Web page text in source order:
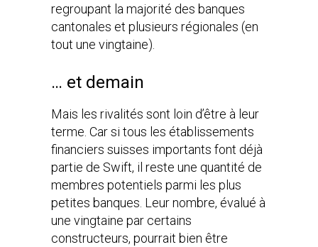
regroupant la majorité des banques
cantonales et plusieurs régionales (en
tout une vingtaine).
… et demain
Mais les rivalités sont loin d’être à leur
terme. Car si tous les établissements
financiers suisses importants font déjà
partie de Swift, il reste une quantité de
membres potentiels parmi les plus
petites banques. Leur nombre, évalué à
une vingtaine par certains
constructeurs, pourrait bien être